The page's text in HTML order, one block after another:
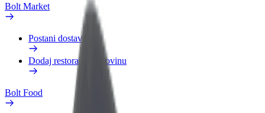
Bolt Market
Postani dostavljač
Dodaj restoran ili trgovinu
Bolt Food